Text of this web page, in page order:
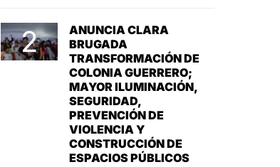
ANUNCIA CLARA
BRUGADA
TRANSFORMACIÓN DE
COLONIA GUERRERO;
MAYOR ILUMINACIÓN,
SEGURIDAD,
PREVENCIÓN DE
VIOLENCIA Y
CONSTRUCCIÓN DE
ESPACIOS PÚBLICOS